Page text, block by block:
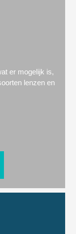
er mogelijk is,
lenzen en